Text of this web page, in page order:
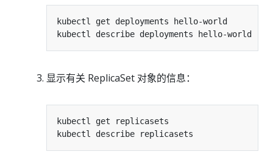
显示有关 ReplicaSet 对象的信息：